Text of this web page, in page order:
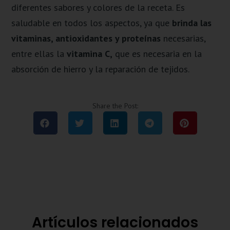
diferentes sabores y colores de la receta. Es
saludable en todos los aspectos, ya que brinda las
vitaminas, antioxidantes y proteínas necesarias,
entre ellas lavitamina C, que es necesaria en la
absorción de hierro y la reparación de tejidos.
Share the Post:
Artículos relacionados